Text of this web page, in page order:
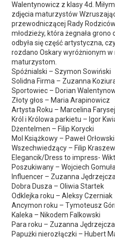
Walentynowicz z klasy 4d.
zdjęcia maturzystów
przewodniczącej Rady
młodzieży, która żegnała
odbyła się część artystyczna,
rozdano Oskary wyróżnionym
maturzystom.
Spóźnialski – Szymon Sowiński
Solidna Firma – Zuzanna
Sportowiec – Dorian
Złoty głos – Maria Arapinowicz
Artysta Roku – Marcelina Farysej
Król i Królowa parkietu – Igor
Dżentelmen – Filip Korycki
Mol Książkowy – Paweł Orłowski
Wszechwiedzący – Filip
Elegancik/Dress to impress-
Poszukiwany – Wojciech Gomuła
Influencer – Zuzanna
Dobra Dusza – Oliwia Startek
Odklejka roku – Aleksy Czerniak
Ancymon roku – Tymoteusz
Kaleka – Nikodem Falkowski
Para roku – Zuzanna
Papużki nierozłączki – Hubert